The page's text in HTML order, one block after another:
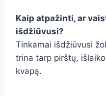
Kaip atpažinti, ar
išdžiūvusi?
Tinkamai išdžiūvusi
trina tarp pirštų,
kvapą.